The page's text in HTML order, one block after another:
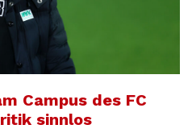
Campus des FC
sinnlos